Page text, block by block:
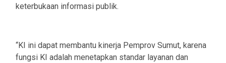
keterbukaan informasi publik.
“KI ini dapat membantu kinerja Pemprov Sumut, karena
fungsi KI adalah menetapkan standar layanan dan